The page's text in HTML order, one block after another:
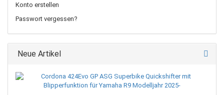
Konto erstellen
Passwort vergessen?
Neue Artikel